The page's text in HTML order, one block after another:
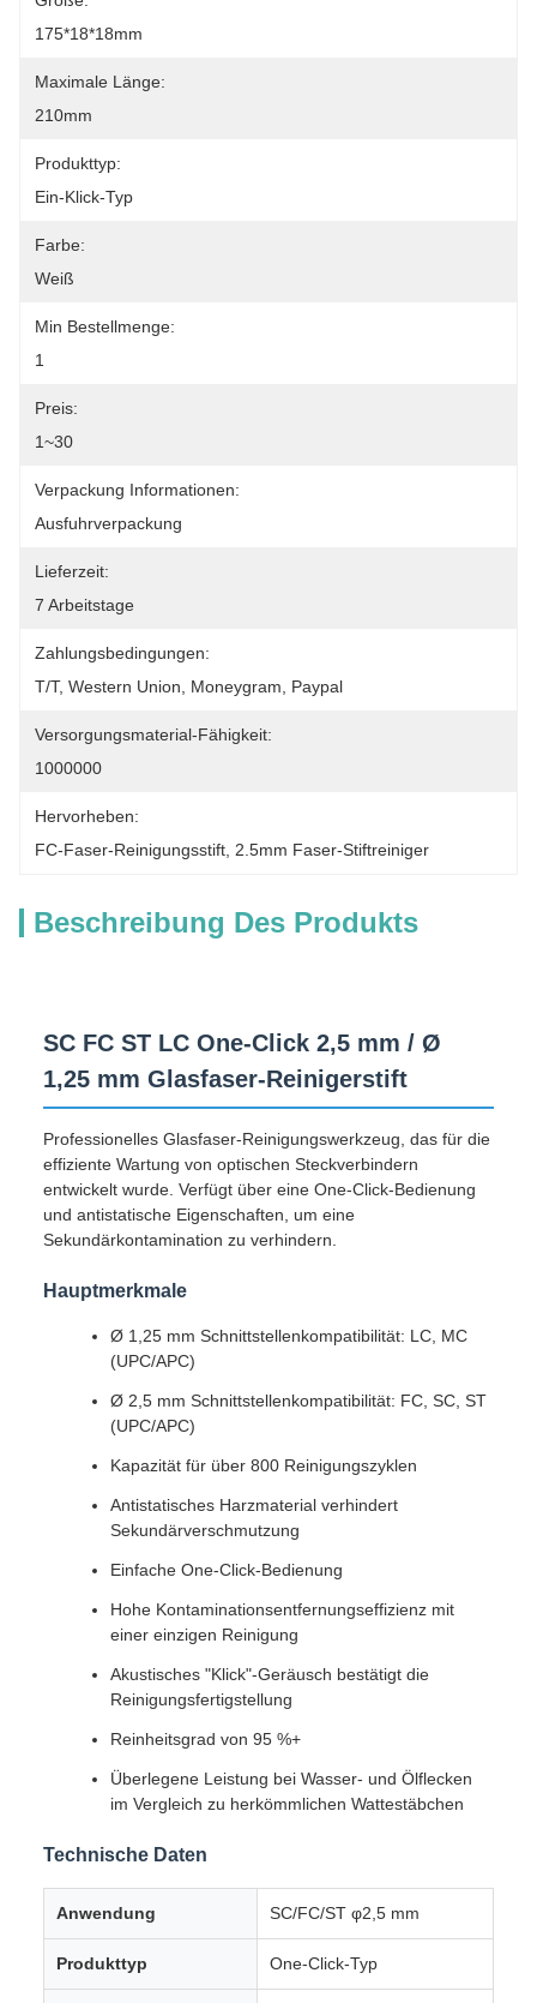
175*18*18mm
Maximale Länge:
210mm
Produkttyp:
Ein-Klick-Typ
Farbe:
Weiß
Min Bestellmenge:
1
Preis:
1~30
Verpackung Informationen:
Ausfuhrverpackung
Lieferzeit:
7 Arbeitstage
Zahlungsbedingungen:
T/T, Western Union, Moneygram, Paypal
Versorgungsmaterial-Fähigkeit:
1000000
Hervorheben:
FC-Faser-Reinigungsstift 2.5mm Faser-Stiftreiniger
Beschreibung Des Produkts
SC FC ST LC One-Click 2,5 mm / Ø
1,25 mm Glasfaser-Reinigerstift
Professionelles Glasfaser-Reinigungswerkzeug, das für die
effiziente Wartung von optischen Steckverbindern
entwickelt wurde. Verfügt über eine One-Click-Bedienung
und antistatische Eigenschaften, um eine
Sekundärkontamination zu verhindern.
Hauptmerkmale
Ø 1,25 mm Schnittstellenkompatibilität: LC, MC
(UPC/APC)
Ø 2,5 mm Schnittstellenkompatibilität: FC, SC, ST
(UPC/APC)
Kapazität für über 800 Reinigungszyklen
Antistatisches Harzmaterial verhindert
Sekundärverschmutzung
Einfache One-Click-Bedienung
Hohe Kontaminationsentfernungseffizienz mit
einer einzigen Reinigung
Akustisches "Klick"-Geräusch bestätigt die
Reinigungsfertigstellung
Reinheitsgrad von 95 %+
Überlegene Leistung bei Wasser- und Ölflecken
im Vergleich zu herkömmlichen Wattestäbchen
Technische Daten
Anwendung SC/FC/ST φ2,5 mm
Produkttyp One-Click-Typ